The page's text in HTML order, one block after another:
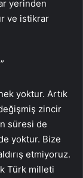
yerinden
ve istikrar
yoktur. Artık
zincir
süresi de
yoktur. Bize
etmiyoruz.
Türk milleti